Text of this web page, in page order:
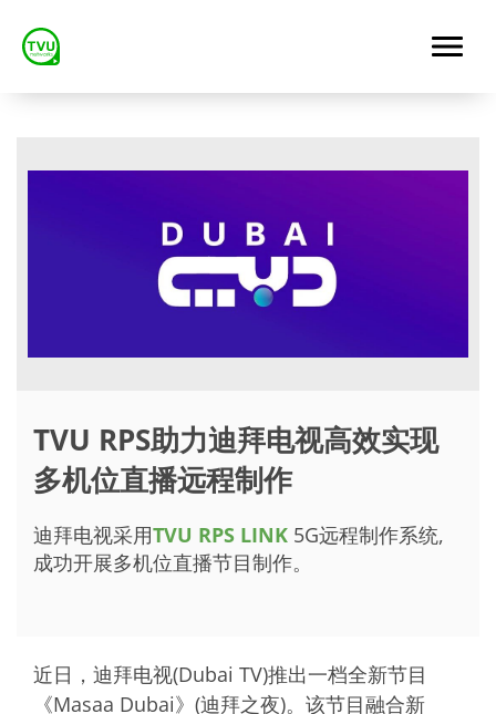
TVU RPS助力迪拜电视高效实现
多机位直播远程制作
迪拜电视采用TVU RPS LINK 5G远程制作系统,
成功开展多机位直播节目制作。
近日，迪拜电视(Dubai TV)推出一档全新节目
《Masaa Dubai》(迪拜之夜)。该节目融合新